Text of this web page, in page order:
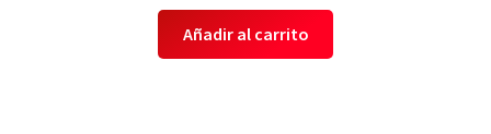
Añadir al carrito